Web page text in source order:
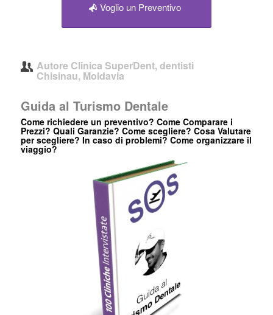
Voglio un Preventivo
Autore Clinica SuperDent, dentisti
Chisinau, Moldavia
Guida al Turismo Dentale
Come richiedere un preventivo? Come Comparare i
Prezzi? Quali Garanzie? Come scegliere? Cosa Valutare
per scegliere? In caso di problemi? Come organizzare il
viaggio?